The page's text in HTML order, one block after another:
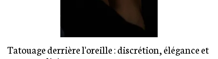
Tatouage derrière l'oreille : discrétion, élégance et